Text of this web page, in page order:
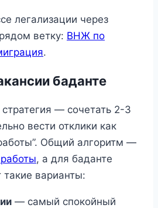
легализации через
ветку: ВНЖ по
.
баданте
— сочетать 2-3
вести отклики как
Общий алгоритм —
, а для баданте
варианты:
— самый спокойный